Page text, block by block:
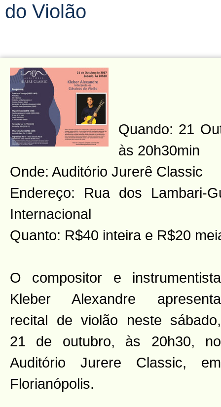
do Violão
Quando: 21
às 20h30min
Onde: Auditório Jurerê Classic
Endereço: Rua dos Lambari-
Internacional
Quanto: R$40 inteira e R$20
O compositor e instrumentista
Kleber Alexandre apresenta
recital de violão neste sábado,
21 de outubro, às 20h30, no
Auditório Jurere Classic, em
Florianópolis.